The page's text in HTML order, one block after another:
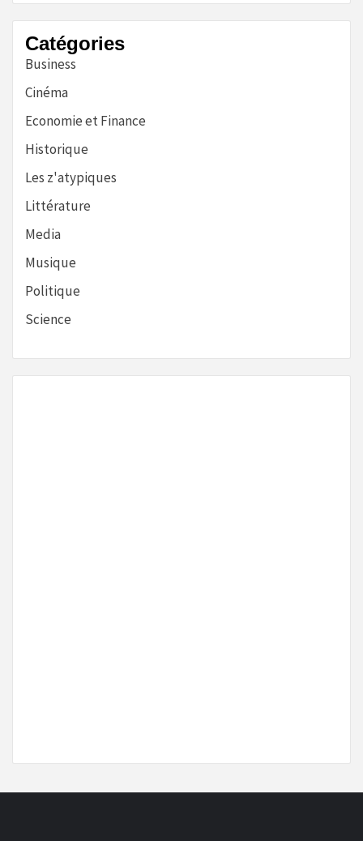
Catégories
Business
Cinéma
Economie et Finance
Historique
Les z'atypiques
Littérature
Media
Musique
Politique
Science